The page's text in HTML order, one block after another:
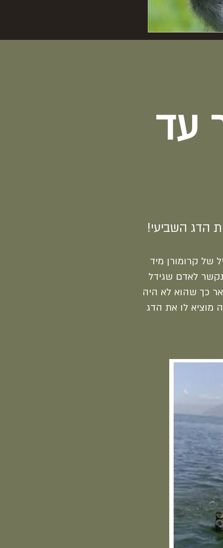
עד
הדג השביעי!
של קרומורן מיד
לאדם שגידל
כך שהוא לא היה
מוציא לו את הדג